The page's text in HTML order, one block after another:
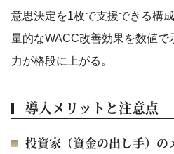
意思決定を1枚で支援できる構
量的なWACC改善効果を数値で
力が格段に上がる。
導入メリットと注意点
投資家（資金の出し手）の